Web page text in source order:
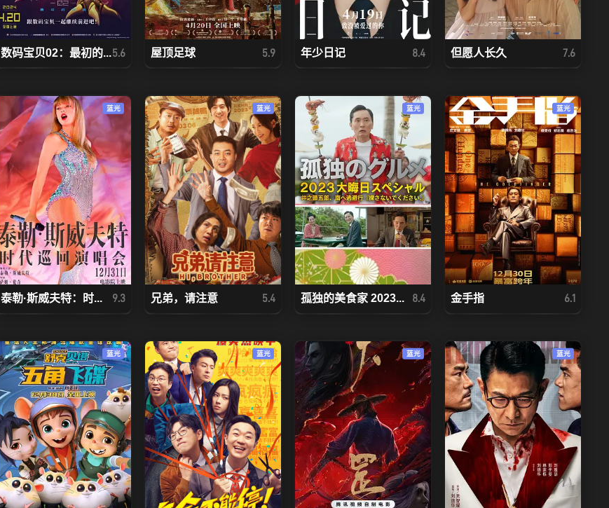
数码宝贝02：最初的...5.6 屋顶足球 5.9 年少日记 8.4 但愿人长久 7.6
蓝光
泰勒·斯威夫特：时... 9.3
蓝光
兄弟，请注意 5.4
蓝光
孤独的美食家 2023... 8.4
蓝光
金手指 6.1
蓝光 蓝光 蓝光 蓝光